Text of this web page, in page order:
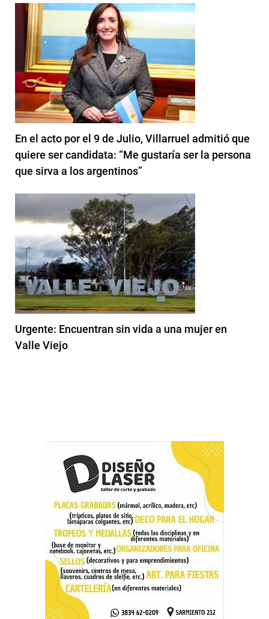
En el acto por el 9 de Julio, Villarruel admitió que
quiere ser candidata: “Me gustaría ser la persona
que sirva a los argentinos”
Urgente: Encuentran sin vida a una mujer en
Valle Viejo